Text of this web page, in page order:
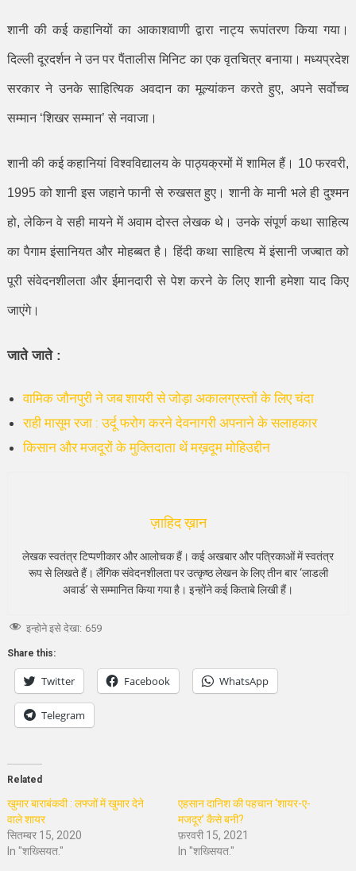
शानी की कई कहानियों का आकाशवाणी द्वारा नाट्य रूपांतरण किया गया।
दिल्ली दूरदर्शन ने उन पर पैंतालीस मिनिट का एक वृतचित्र बनाया। मध्यप्रदेश
सरकार ने उनके साहित्यिक अवदान का मूल्यांकन करते हुए, अपने सर्वोच्च
सम्मान ‘शिखर सम्मान’से नवाजा।
शानी की कई कहानियां विश्वविद्यालय के पाठ्यक्रमों में शामिल हैं। 10फरवरी,
1995को शानी इस जहाने फानी से रुखसत हुए। शानी के मानी भले ही दुश्मन
हो,लेकिन वे सही मायने में अवाम दोस्त लेखक थे। उनके संपूर्ण कथा साहित्य
का पैगाम इंसानियत और मोहब्बत है। हिंदी कथा साहित्य में इंसानी जज्बात को
पूरी संवेदनशीलता और ईमानदारी से पेश करने के लिए शानी हमेशा याद किए
जाएंगे।
जाते जाते :
वामिक जौनपुरी ने जब शायरी से जोड़ा अकालग्रस्तों के लिए चंदा
राही मासूम रजा : उर्दू फरोग करने देवनागरी अपनाने के सलाहकार
किसान और मजदूरों के मुक्तिदाता थें मख़दूम मोहिउद्दीन
ज़ाहिद ख़ान
लेखक स्वतंत्र टिप्पणीकार और आलोचक हैं। कई अखबार और पत्रिकाओं में स्वतंत्र
रूप से लिखते हैं। लैंगिक संवेदनशीलता पर उत्कृष्ठ लेखन के लिए तीन बार ‘लाडली
अवार्ड’ से सम्मानित किया गया है। इन्होंने कई किताबे लिखी हैं।
इन्होने इसे देखा: 659
Share this:
Twitter Facebook WhatsApp
Telegram
Related
खुमार बाराबंकवी : लफ्जों में खुमार देने
वाले शायर
सितम्बर 15, 2020
In "शख्सियत."
एहसान दानिश की पहचान ‘शायर-ए-
मजदूर’ कैसे बनी?
फ़रवरी 15, 2021
In "शख्सियत."